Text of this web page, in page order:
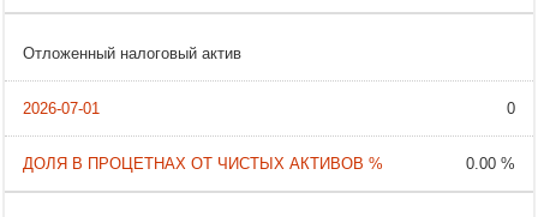
Отложенный налоговый актив
0
0.00 %